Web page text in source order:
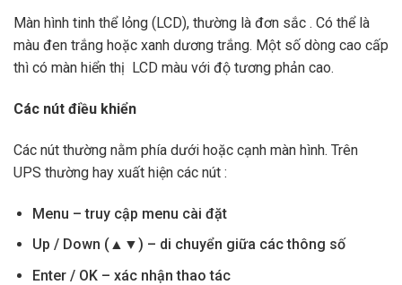
Màn hình tinh thể lỏng (LCD), thường là đơn sắc . Có thể là
màu đen trắng hoặc xanh dương trắng. Một số dòng cao cấp
thì có màn hiển thị LCD màu với độ tương phản cao.
Các nút điều khiển
Các nút thường nằm phía dưới hoặc cạnh màn hình. Trên
UPS thường hay xuất hiện các nút :
Menu – truy cập menu cài đặt
Up / Down (▲▼) – di chuyển giữa các thông số
Enter / OK – xác nhận thao tác